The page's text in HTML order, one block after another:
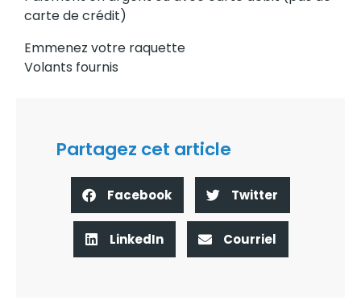
carte de crédit)
Emmenez votre raquette
Volants fournis
Partagez cet article
Facebook Twitter
LinkedIn Courriel